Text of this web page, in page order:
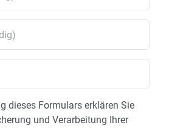
dieses Formulars erklären Sie
und Verarbeitung Ihrer